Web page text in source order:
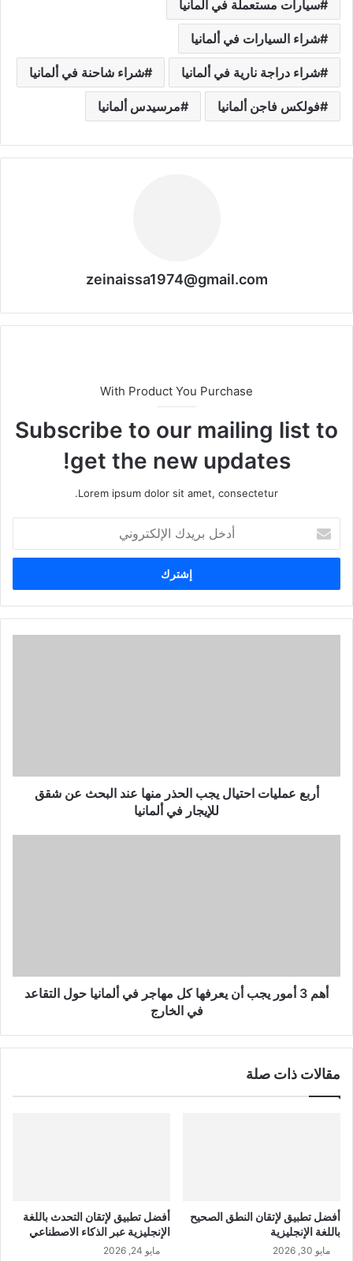
سيارات مستعملة في ألمانيا
شراء السيارات في ألمانيا
شراء دراجة نارية في ألمانيا شراء شاحنة في ألمانيا
فولكس فاجن ألمانيا مرسيدس ألمانيا
zeinaissa1974@gmail.com
With Product You Purchase
Subscribe to our mailing list to
get the new updates!
Lorem ipsum dolor sit amet, consectetur.
بريدك
الإلكتروني
عن
شققأربع عمليات احتيال يجب الحذر منها عند البحث عن شقق
للإيجار في ألمانيا
ألمانيا
حول
أهم 3 أمور يجب أن يعرفها كل مهاجر في ألمانيا حول التقاعد
في الخارج
مقالات ذات صلة
أفضل تطبيق لإتقان النطق الصحيح
باللغة الإنجليزية
مايو 30, 2026
أفضل تطبيق لإتقان التحدث باللغة
الإنجليزية عبر الذكاء الاصطناعي
مايو 24, 2026